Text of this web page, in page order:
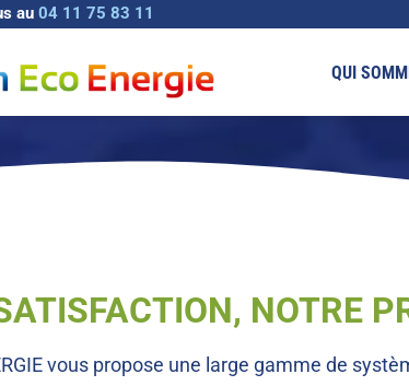
au 04 11 75 83 11
QUI
NOTRE
vous propose une large gamme de